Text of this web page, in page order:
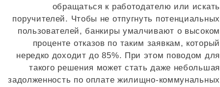
обращаться к работодателю или искать
поручителей. Чтобы не отпугнуть потенциальных
пользователей, банкиры умалчивают о высоком
проценте отказов по таким заявкам, который
нередко доходит до 85%. При этом поводом для
такого решения может стать даже небольшая
задолженность по оплате жилищно-коммунальных